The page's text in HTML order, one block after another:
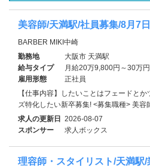
美容師/天満駅/社員募集/8月7
BARBER MIKI中崎
勤務地
大阪市 天満駅
給与タイプ
月給20万9,800円～30万円
雇用形態
正社員
【仕事内容】したいことはフェードと
ズ特化したい新卒募集! <募集職種> 美容
求人の更新日 2026-08-07
スポンサー
求人ボックス
理容師・スタイリスト/天満駅